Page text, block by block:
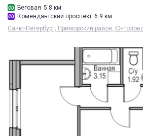
Беговая 5.8 км
Комендантский проспект 6.9 км
Санкт-Петербург, Приморский район,